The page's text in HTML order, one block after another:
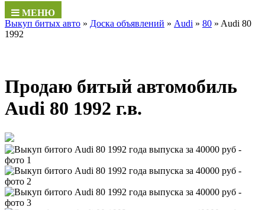
МЕНЮ
Выкуп битых авто » Доска объявлений » Audi » 80 » Audi 80
1992
Продаю битый автомобиль
Audi 80 1992 г.в.